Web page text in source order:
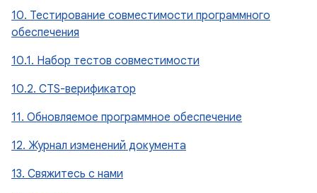
10. Тестирование совместимости программного
обеспечения
10.1. Набор тестов совместимости
10.2. CTS-верификатор
11. Обновляемое программное обеспечение
12. Журнал изменений документа
13. Свяжитесь с нами